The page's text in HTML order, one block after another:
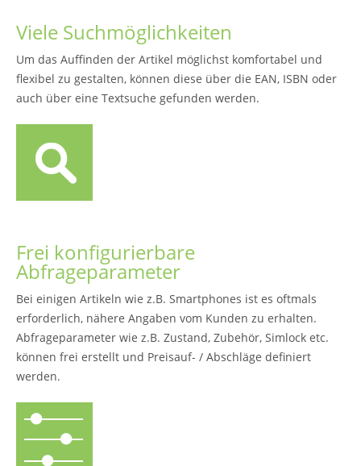
Viele Suchmöglichkeiten
Um das Auffinden der Artikel möglichst komfortabel und
flexibel zu gestalten, können diese über die EAN, ISBN oder
auch über eine Textsuche gefunden werden.
Frei konfigurierbare
Abfrageparameter
Bei einigen Artikeln wie z.B. Smartphones ist es oftmals
erforderlich, nähere Angaben vom Kunden zu erhalten.
Abfrageparameter wie z.B. Zustand, Zubehör, Simlock etc.
können frei erstellt und Preisauf- / Abschläge definiert
werden.